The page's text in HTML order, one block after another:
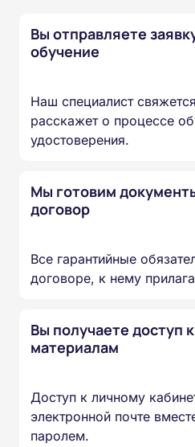
Вы отправляете
обучение
Наш специалист
расскажет о процессе
удостоверения.
Мы готовим
договор
Все гарантийные
договоре, к нему
Вы получаете доступ
материалам
Доступ к личному
электронной почте
паролем.